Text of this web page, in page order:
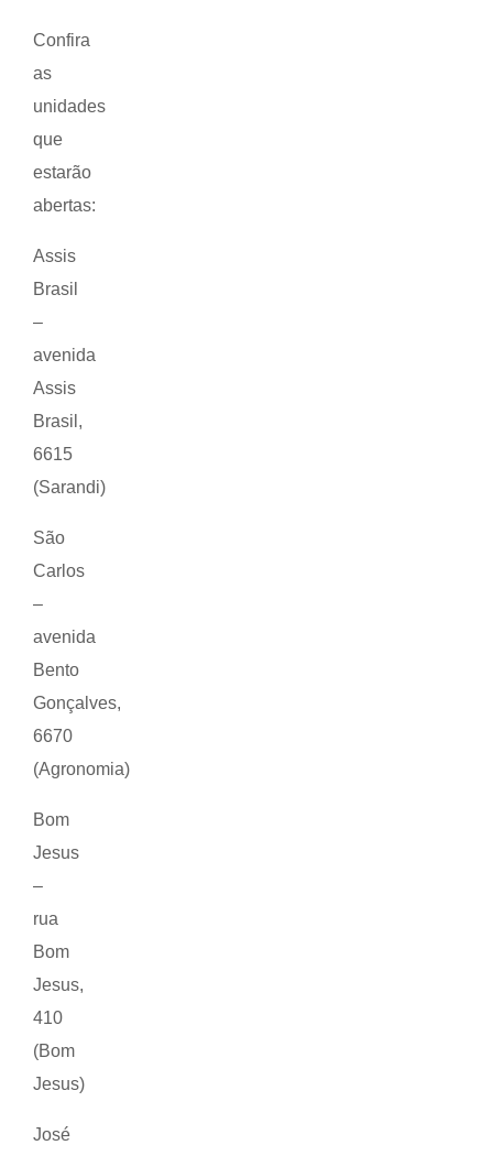
Confira
as
unidades
que
estarão
abertas:
Assis
Brasil
–
avenida
Assis
Brasil,
6615
(Sarandi)
São
Carlos
–
avenida
Bento
Gonçalves,
6670
(Agronomia)
Bom
Jesus
–
rua
Bom
Jesus,
410
(Bom
Jesus)
José